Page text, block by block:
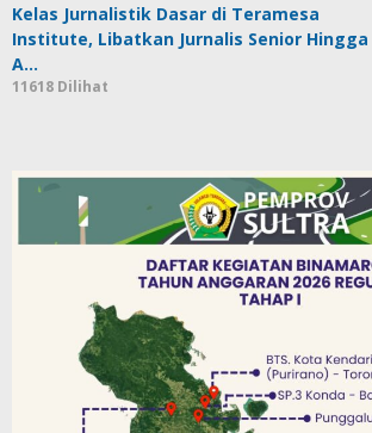
Kelas Jurnalistik Dasar di Teramesa
Institute, Libatkan Jurnalis Senior Hingga
A…
11618 Dilihat